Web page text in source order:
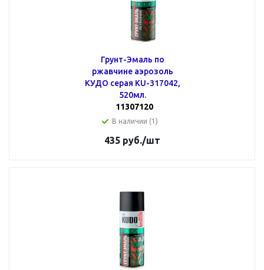
Грунт-Эмаль по
ржавчине аэрозоль
КУДО серая KU-317042,
520мл.
11307120
В наличии (1)
435 руб./шт